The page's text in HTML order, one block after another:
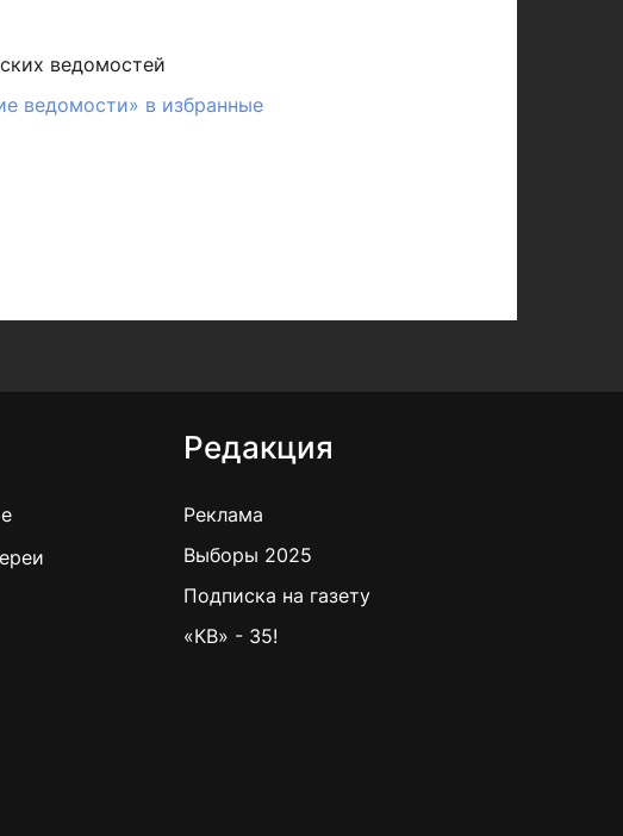
ведомостей
ведомости» в избранные
Редакция
Реклама
Выборы 2025
Подписка на газету
«КВ» - 35!